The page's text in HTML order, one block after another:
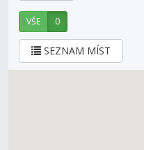
VŠE 0
SEZNAM MÍST